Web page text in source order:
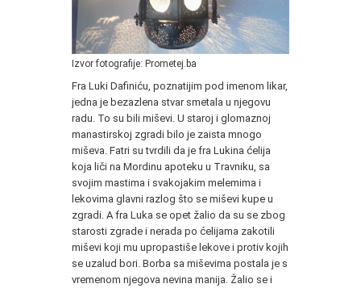
Izvor fotografije: Prometej.ba
Fra Luki Dafiniću, poznatijim pod imenom likar,
jedna je bezazlena stvar smetala u njegovu
radu. To su bili miševi. U staroj i glomaznoj
manastirskoj zgradi bilo je zaista mnogo
miševa. Fatri su tvrdili da je fra Lukina ćelija
koja liči na Mordinu apoteku u Travniku, sa
svojim mastima i svakojakim melemima i
lekovima glavni razlog što se miševi kupe u
zgradi. A fra Luka se opet žalio da su se zbog
starosti zgrade i nerada po ćelijama zakotili
miševi koji mu upropastiše lekove i protiv kojih
se uzalud bori. Borba sa miševima postala je s
vremenom njegova nevina manija. Žalio se i